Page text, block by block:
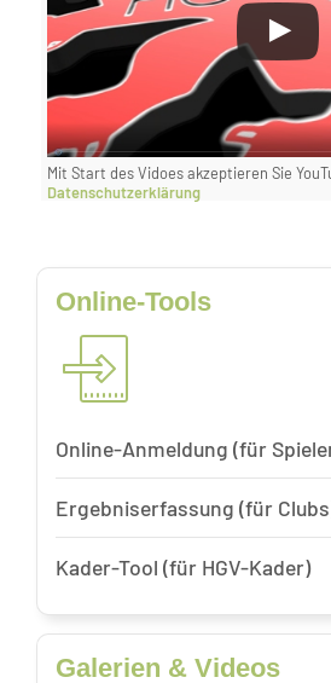
Mit Start des Vidoes akzeptieren Sie
Datenschutzerklärung
Online-Tools
Online-Anmeldung (für
Ergebniserfassung (für
Kader-Tool (für HGV-Kader)
Galerien & Videos